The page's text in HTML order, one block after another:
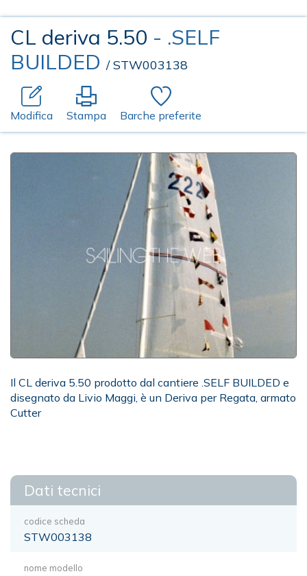
CL deriva 5.50 - .SELF
BUILDED / STW003138
Modifica Stampa Barche preferite
Il CL deriva 5.50 prodotto dal cantiere .SELF BUILDED e
disegnato da Livio Maggi, è un Deriva per Regata, armato
Cutter
Dati tecnici
codice scheda
STW003138
nome modello